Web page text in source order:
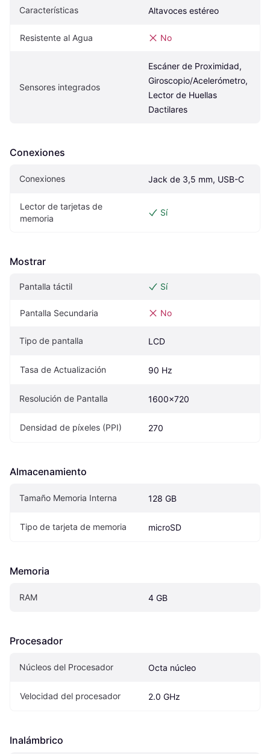
Características Altavoces estéreo
Resistente al Agua No
Sensores integrados
Escáner de Proximidad,
Giroscopio/Acelerómetro,
Lector de Huellas
Dactilares
Conexiones
Conexiones Jack de 3,5 mm, USB-C
Lector de tarjetas de
memoria
Sí
Mostrar
Pantalla táctil Sí
Pantalla Secundaria No
Tipo de pantalla LCD
Tasa de Actualización 90 Hz
Resolución de Pantalla 1600x720
Densidad de píxeles (PPI) 270
Almacenamiento
Tamaño Memoria Interna 128 GB
Tipo de tarjeta de memoria microSD
Memoria
RAM 4 GB
Procesador
Núcleos del Procesador Octa núcleo
Velocidad del procesador 2.0 GHz
Inalámbrico